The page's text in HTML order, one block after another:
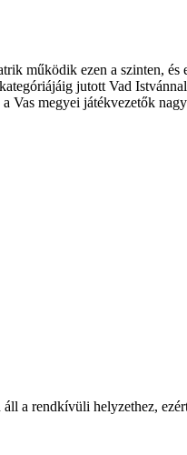
működik ezen a szinten, és
jutott Vad
Vas megyei játékvezetők
a rendkívüli helyzethez,